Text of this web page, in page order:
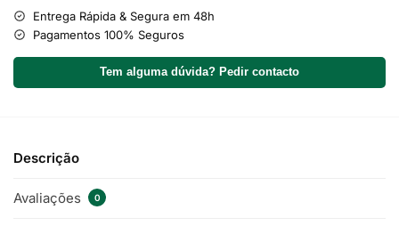
Entrega Rápida & Segura em 48h
Pagamentos 100% Seguros
Tem alguma dúvida? Pedir contacto
Descrição
Avaliações 0